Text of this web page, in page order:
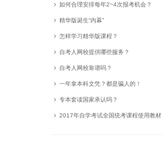
如何合理安排每年2~4次报考机会？
精华版诞生“内幕”
怎样学习精华版课程？
自考人网校提供哪些服务？
自考人网校靠谱吗？
一年拿本科文凭？都是骗人的！
专本套读国家承认吗？
2017年自学考试全国统考课程使用教材